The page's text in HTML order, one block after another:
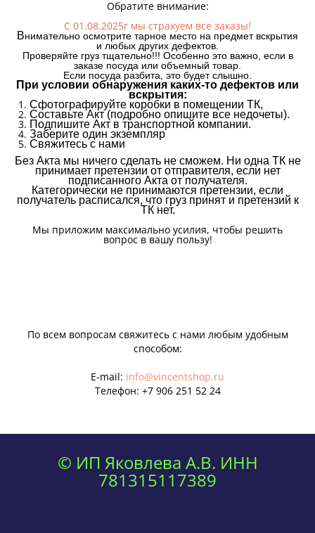
Обратите внимание:
С 01.08.2025г мы страхуем все заказы!
Внимательно осмотрите тарное место на предмет вскрытия
и любых других дефектов.
Проверяйте груз тщательно!!! Особенно это важно, если в
заказе посуда или объемный товар.
Если посуда разбита, это будет слышно.
При условии обнаружения каких-то дефектов или
вскрытия:
Сфотографируйте коробки в помещении ТК,
Составьте Акт (подробно опишите все недочеты).
Подпишите Акт в транспортной компании.
Заберите один экземпляр
Свяжитесь с нами
Без Акта мы ничего сделать не сможем. Ни одна ТК не
принимает претензии от отправителя, если нет
подписанного Акта от получателя.
Категорически не принимаются претензии, если
получатель расписался, что груз принят и претензий к
ТК нет.
Мы приложим максимально усилия, чтобы решить
вопрос в вашу пользу!
По всем вопросам свяжитесь с нами любым удобным
способом:
E-mail: info@vincentshop.ru
Телефон: +7 906 251 52 24
© ИП Яковлева А.В. ИНН
781315117389